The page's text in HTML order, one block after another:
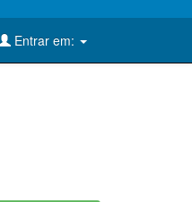
Entrar em: